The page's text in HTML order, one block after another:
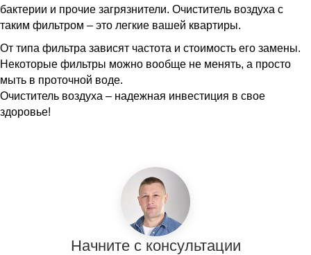
бактерии и прочие загрязнители. Очиститель воздуха с
таким фильтром – это легкие вашей квартиры.
От типа фильтра зависят частота и стоимость его замены.
Некоторые фильтры можно вообще не менять, а просто
мыть в проточной воде.
Очиститель воздуха – надежная инвестиция в свое
здоровье!
Начните с консультации